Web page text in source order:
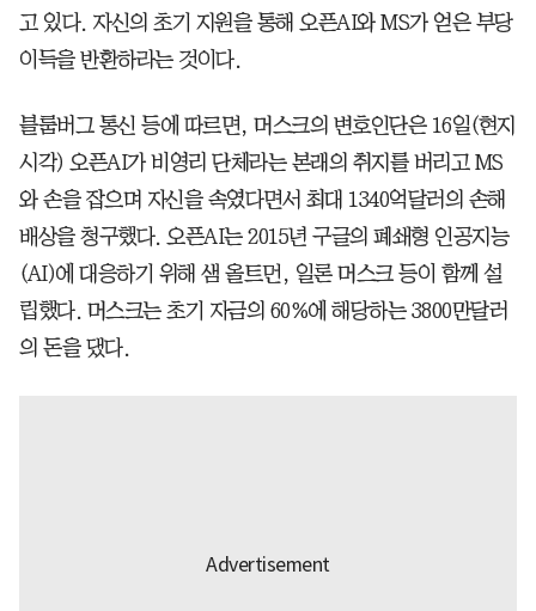
고 있다. 자신의 초기 지원을 통해 오픈AI와 MS가 얻은 부당
이득을 반환하라는 것이다.
블룸버그 통신 등에 따르면, 머스크의 변호인단은 16일(현지
시각) 오픈AI가 비영리 단체라는 본래의 취지를 버리고 MS
와 손을 잡으며 자신을 속였다면서 최대 1340억달러의 손해
배상을 청구했다. 오픈AI는 2015년 구글의 폐쇄형 인공지능
(AI)에 대응하기 위해 샘 올트먼, 일론 머스크 등이 함께 설
립했다. 머스크는 초기 자금의 60%에 해당하는 3800만달러
의 돈을 댔다.